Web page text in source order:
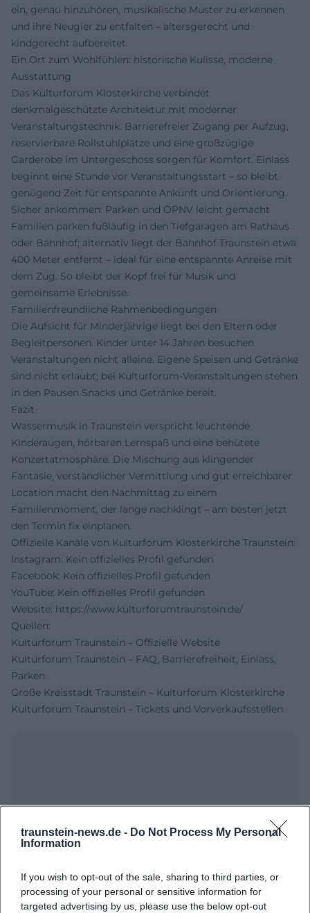
traunstein-news.de - Do Not Process My Personal
Information
If you wish to opt-out of the sale, sharing to third parties, or
processing of your personal or sensitive information for
targeted advertising by us, please use the below opt-out
ein, genau hinzuhören, musikalische Muster zu erkennen
und ihre Neugier zu entfalten – altersgerecht und
kindgerecht aufbereitet.
Ein Ort zum Wohlfühlen: historische Kulisse, moderne
Ausstattung
Das Kulturforum Klosterkirche verbindet
denkmalgeschützte Architektur mit moderner
Veranstaltungstechnik. Barrierefreier Zugang per Aufzug,
reservierbare Rollstuhlplätze und eine großzügige
Garderobe im Untergeschoss sorgen für Komfort. Einlass
beginnt eine Stunde vor Veranstaltungsstart – so bleibt
genügend Zeit für entspannte Ankunft und Orientierung.
Sicher ankommen: Parken und ÖPNV leicht gemacht
Familien parken fußläufig in den Tiefgaragen am Rathaus
oder Bahnhof; alternativ liegt der Bahnhof Traunstein etwa
400 Meter entfernt – ideal für eine entspannte Anreise mit
dem Zug. So bleibt der Kopf frei für Musik und
gemeinsame Erlebnisse.
Familienfreundliche Rahmenbedingungen
Die Aufsicht für Minderjährige liegt bei den Eltern oder
Begleitpersonen. Kinder unter 14 Jahren besuchen
Veranstaltungen nicht alleine. Eigene Speisen und Getränke
sind nicht erlaubt; bei Kulturforum-Veranstaltungen stehen
in den Pausen Snacks und Getränke bereit.
Fazit
Wassermusik in Traunstein verspricht leuchtende
Kinderaugen, hörbaren Lernspaß und eine behütete
Konzertatmosphäre. Die Mischung aus klingender
Fantasie, verständlicher Vermittlung und gut erreichbarer
Location macht den Nachmittag zu einem
Familienmoment, der lange nachklingt – am besten jetzt
den Termin fix einplanen.
Offizielle Kanäle von Kulturforum Klosterkirche Traunstein:
Instagram: Kein offizielles Profil gefunden
Facebook: Kein offizielles Profil gefunden
YouTube: Kein offizielles Profil gefunden
Website: https://www.kulturforumtraunstein.de/
Quellen:
Kulturforum Traunstein – Offizielle Website
Kulturforum Traunstein – FAQ, Barrierefreiheit, Einlass,
Parken
Große Kreisstadt Traunstein – Kulturforum Klosterkirche
Kulturforum Traunstein – Tickets und Vorverkaufsstellen
Map unavailable
Open in Google Maps